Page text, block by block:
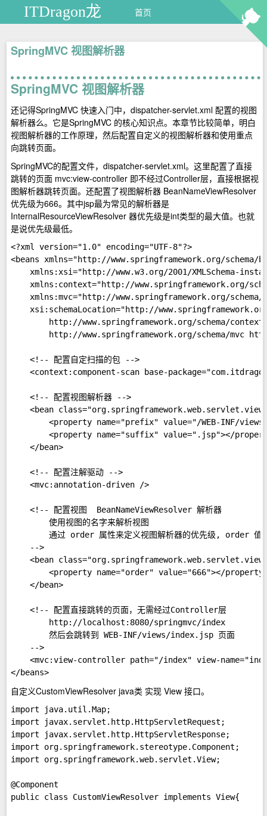
ITDragon龙 首页
SpringMVC 视图解析器
SpringMVC 视图解析器
还记得SpringMVC 快速入门中，dispatcher-servlet.xml 配置的视图
解析器么。它是SpringMVC 的核心知识点。本章节比较简单，明白
视图解析器的工作原理，然后配置自定义的视图解析器和使用重点
向跳转页面。
SpringMVC的配置文件，dispatcher-servlet.xml。这里配置了直接
跳转的页面 mvc:view-controller 即不经过Controller层，直接根据视
图解析器跳转页面。还配置了视图解析器 BeanNameViewResolver
优先级为666。其中jsp最为常见的解析器是
InternalResourceViewResolver 器优先级是int类型的最大值。也就
是说优先级最低。
<?xml version="1.0" encoding="UTF-8"?>
<beans xmlns="http://www.springframework.org/
xmlns:xsi="http://www.w3.org/2001/XMLSchema-
xmlns:context="http://www.springframework.org/
xmlns:mvc="http://www.springframework.org/
xsi:schemaLocation="http://
http://www.springframework.org/schema/
http://www.springframework.org/schema/mvc
    <!-- 配置自定扫描的包 -->
<context:component-scan base-
    <!-- 配置视图解析器 -->
<bean
<property name="prefix" value="/WEB-INF/
<property name="suffix" value=".jsp"></
    </bean>
    <!-- 配置注解驱动 -->
    <mvc:annotation-driven />
    <!-- 配置视图  BeanNameViewResolver 解析器
        使用视图的名字来解析视图
通过 order 属性来定义视图解析器的优先级, order
    -->
<bean
<property name="order" value="666"></
    </bean>
    <!-- 配置直接跳转的页面，无需经过Controller层
        http://localhost:8080/springmvc/index
        然后会跳转到 WEB-INF/views/index.jsp 页面
    -->
<mvc:view-controller path="/index" view-
自定义CustomViewResolver java类 实现 View 接口。
import java.util.Map;
import javax.servlet.http.HttpServletRequest;
import javax.servlet.http.HttpServletResponse;
import org.springframework.stereotype.Component;
import org.springframework.web.servlet.View;
@Component
public class CustomViewResolver implements View{